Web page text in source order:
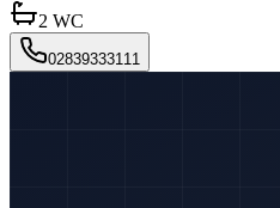
2 WC
02839333111